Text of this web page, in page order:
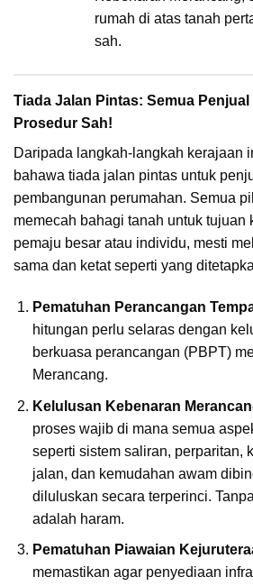
rumah di atas tanah
sah.
Tiada Jalan Pintas: Semua
Prosedur Sah!
Daripada langkah-langkah kerajaan
bahawa tiada jalan pintas untuk
pembangunan perumahan. Semua
memecah bahagi tanah untuk tujuan
pemaju besar atau individu, mesti
sama dan ketat seperti yang
Pematuhan Perancangan
hitungan perlu selaras dengan
berkuasa perancangan (PBPT)
Merancang.
Kelulusan Kebenaran
proses wajib di mana semua
seperti sistem saliran, perparitan,
jalan, dan kemudahan awam
diluluskan secara terperinci.
adalah haram.
Pematuhan Piawaian
memastikan agar penyediaan